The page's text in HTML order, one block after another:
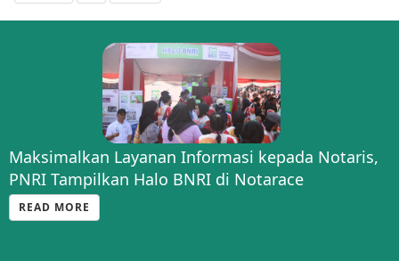
Maksimalkan Layanan Informasi kepada Notaris,
PNRI Tampilkan Halo BNRI di Notarace
READ MORE